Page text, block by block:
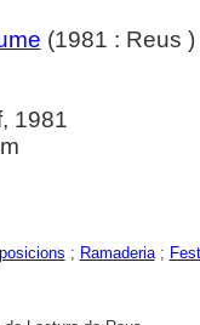
(1981 : Reus )
1981
; Ramaderia;